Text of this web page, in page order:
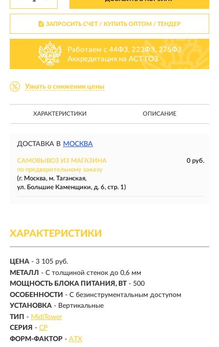
ЗАПРОСИТЬ СЧЕТ / КУПИТЬ ОПТОМ/ ТЕНДЕР
Работаем с 44ФЗ, 223ФЗ, 275ФЗ
Аккредитация на АСТ ГОЗ
Узнать о снижении цены
ХАРАКТЕРИСТИКИ ОПИСАНИЕ
ДОСТАВКА В МОСКВА
САМОВЫВОЗ ИЗ МАГАЗИНА
0 руб.
по предварительному заказу
(г. Москва, м. Таганская,
ул. Большие Каменщики, д. 6, стр. 1)
ХАРАКТЕРИСТИКИ
ЦЕНА - 3 105 руб.
МЕТАЛЛ - С толщиной стенок до 0,6 мм
МОЩНОСТЬ БЛОКА ПИТАНИЯ, ВТ - 500
ОСОБЕННОСТИ - С безинструментальным доступом
УСТАНОВКА - Вертикальные
ТИП - MidiTower
СЕРИЯ - CP
ФОРМ-ФАКТОР - ATX